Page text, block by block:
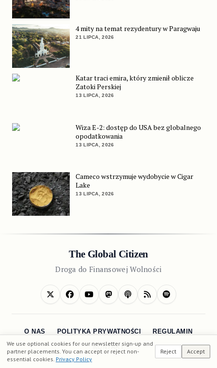
4 mity na temat rezydentury w Paragwaju
21 LIPCA, 2026
Katar traci emira, który zmienił oblicze
Zatoki Perskiej
13 LIPCA, 2026
Wiza E-2: dostęp do USA bez globalnego
opodatkowania
13 LIPCA, 2026
Cameco wstrzymuje wydobycie w Cigar
Lake
13 LIPCA, 2026
The Global Citizen
Droga do Finansowej Wolności
O NAS POLITYKA PRYWATNOŚCI REGULAMIN
KONTAKT
We use optional cookies for our newsletter sign-up and
partner placements. You can accept or reject non-
essential cookies. Privacy Policy
Reject Accept